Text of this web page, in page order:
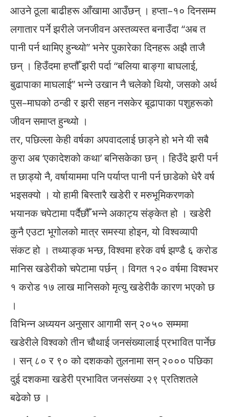
आउने ठूला बाढीहरू आँखामा आउँछन् । हप्ता–१० दिनसम्म
लगातार पर्ने झरीले जनजीवन अस्तव्यस्त बनाउँदा “अब त
पानी पर्न थामिए हुन्थ्यो” भनेर पुकारेका दिनहरू अझै ताजै
छन् । हिउँदमा हप्तौँ झरी पर्दा “बलिया बाङ्गा बाघलाई,
बुढापाका माघलाई” भन्ने उखान नै चलेको थियो, जसको अर्थ
पुस–माघको ठन्डी र झरी सहन नसकेर बूढापाका पशुहरूको
जीवन समाप्त हुन्थ्यो ।
तर, पछिल्ला केही वर्षका अपवादलाई छाड्ने हो भने यी सबै
कुरा अब ‘एकादेशको कथा’ बनिसकेका छन् । हिउँदे झरी पर्न
त छाड्यो नै, वर्षायाममा पनि पर्याप्त पानी पर्न छाडेको धेरै वर्ष
भइसक्यो । यो हामी बिस्तारै खडेरी र मरुभूमिकरणको
भयानक चपेटामा पर्दैछौँ भन्ने अकाट्य संङ्केत हो । खडेरी
कुनै एउटा भूगोलको मात्र समस्या होइन, यो विश्वव्यापी
संकट हो । तथ्याङ्क भन्छ, विश्वमा हरेक वर्ष झण्डै ६ करोड
मानिस खडेरीको चपेटामा पर्छन् । विगत १२० वर्षमा विश्वभर
१ करोड १७ लाख मानिसको मृत्यु खडेरीकै कारण भएको छ
।
विभिन्न अध्ययन अनुसार आगामी सन् २०५० सम्ममा
खडेरीले विश्वको तीन चौथाई जनसंख्यालाई प्रभावित पार्नेछ
। सन् ८० र ९० को दशकको तुलनामा सन् २००० पछिका
दुई दशकमा खडेरी प्रभावित जनसंख्या २९ प्रतिशतले
बढेको छ ।